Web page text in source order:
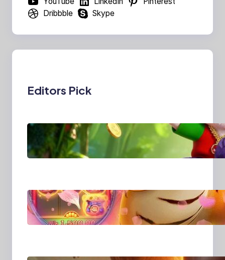
Dribbble
Skype
Editors Pick
MajalahPotretIndones
ia: Menghidupkan
Cerita Lewat Lensa
MajalahPotretIndones
ia dan Cara Baru
Merekam Cerita dari